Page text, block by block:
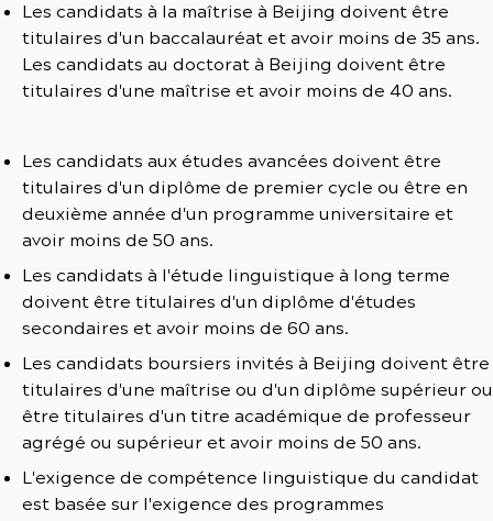
Les candidats à la maîtrise à Beijing doivent être
titulaires d'un baccalauréat et avoir moins de 35 ans.
Les candidats au doctorat à Beijing doivent être
titulaires d'une maîtrise et avoir moins de 40 ans.
Les candidats aux études avancées doivent être
titulaires d'un diplôme de premier cycle ou être en
deuxième année d'un programme universitaire et
avoir moins de 50 ans.
Les candidats à l'étude linguistique à long terme
doivent être titulaires d'un diplôme d'études
secondaires et avoir moins de 60 ans.
Les candidats boursiers invités à Beijing doivent être
titulaires d'une maîtrise ou d'un diplôme supérieur ou
être titulaires d'un titre académique de professeur
agrégé ou supérieur et avoir moins de 50 ans.
L'exigence de compétence linguistique du candidat
est basée sur l'exigence des programmes